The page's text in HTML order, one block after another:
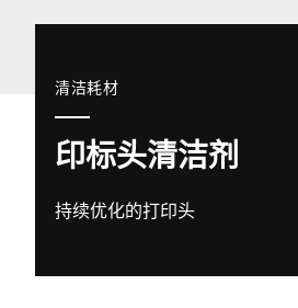
清洁耗材
印标头清洁剂
持续优化的打印头